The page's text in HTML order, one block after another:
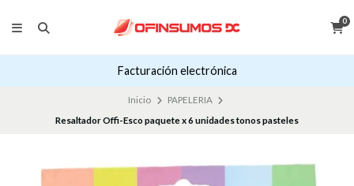
0
Facturación electrónica
Inicio
PAPELERIA
Resaltador Offi-Esco paquete x 6 unidades tonos pasteles